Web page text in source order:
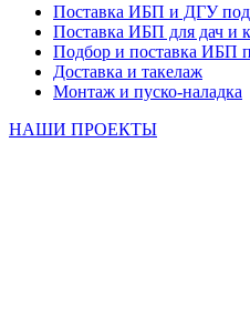
Поставка ИБП и ДГУ
Поставка ИБП для дач и
Подбор и поставка ИБП
Доставка и такелаж
Монтаж и пуско-наладка
НАШИ ПРОЕКТЫ